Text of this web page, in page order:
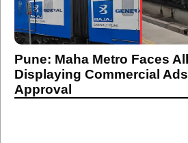
Pune: Maha Metro Faces
Displaying Commercial
Approval